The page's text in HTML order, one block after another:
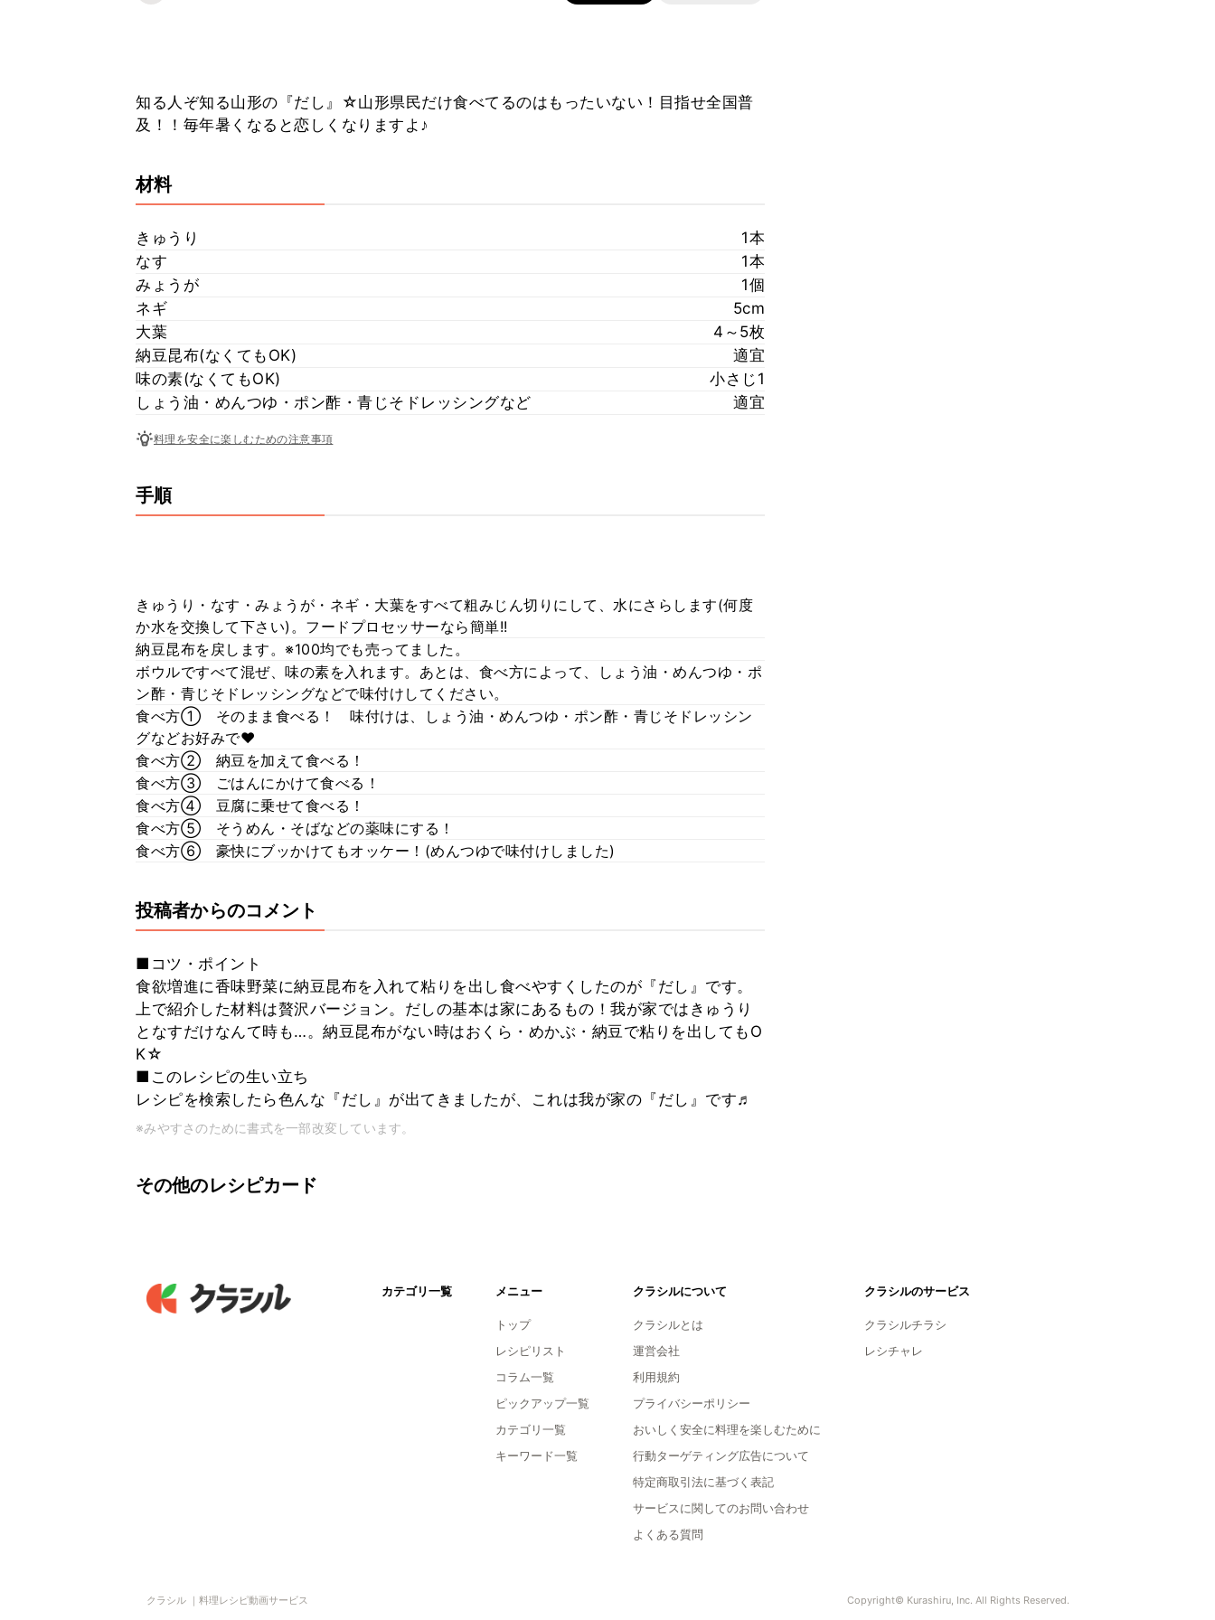
知る人ぞ知る山形の『だし』☆山形県民だけ食べてるのはもったいない！目指せ全国普
及！！毎年暑くなると恋しくなりますよ♪
材料
きゅうり
1本
なす
1本
みょうが
1個
ネギ
5cm
大葉
4～5枚
納豆昆布(なくてもOK)
適宜
味の素(なくてもOK)
小さじ1
しょう油・めんつゆ・ポン酢・青じそドレッシングなど
適宜
料理を安全に楽しむための注意事項
手順
きゅうり・なす・みょうが・ネギ・大葉をすべて粗みじん切りにして、水にさらします(何度
か水を交換して下さい)。フードプロセッサーなら簡単!!
納豆昆布を戻します。※100均でも売ってました。
ボウルですべて混ぜ、味の素を入れます。あとは、食べ方によって、しょう油・めんつゆ・ポ
ン酢・青じそドレッシングなどで味付けしてください。
食べ方① そのまま食べる！ 味付けは、しょう油・めんつゆ・ポン酢・青じそドレッシン
グなどお好みで❤
食べ方② 納豆を加えて食べる！
食べ方③ ごはんにかけて食べる！
食べ方④ 豆腐に乗せて食べる！
食べ方⑤ そうめん・そばなどの薬味にする！
食べ方⑥ 豪快にブッかけてもオッケー！(めんつゆで味付けしました)
投稿者からのコメント
■コツ・ポイント
食欲増進に香味野菜に納豆昆布を入れて粘りを出し食べやすくしたのが『だし』です。
上で紹介した材料は贅沢バージョン。だしの基本は家にあるもの！我が家ではきゅうり
となすだけなんて時も…。納豆昆布がない時はおくら・めかぶ・納豆で粘りを出してもO
K☆
■このレシピの生い立ち
レシピを検索したら色んな『だし』が出てきましたが、これは我が家の『だし』です♬
※みやすさのために書式を一部改変しています。
その他のレシピカード
カテゴリ一覧 メニュー
トップ
レシピリスト
コラム一覧
ピックアップ一覧
カテゴリ一覧
キーワード一覧
クラシルについて
クラシルとは
運営会社
利用規約
プライバシーポリシー
おいしく安全に料理を楽しむために
行動ターゲティング広告について
特定商取引法に基づく表記
サービスに関してのお問い合わせ
よくある質問
クラシルのサービス
クラシルチラシ
レシチャレ
クラシル ｜料理レシピ動画サービス Copyright© Kurashiru, Inc. All Rights Reserved.